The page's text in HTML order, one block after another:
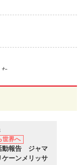
ィネーター、こころ
た
年4月開始）
世界へ
動報告 ジャマ
ケーンメリッサ